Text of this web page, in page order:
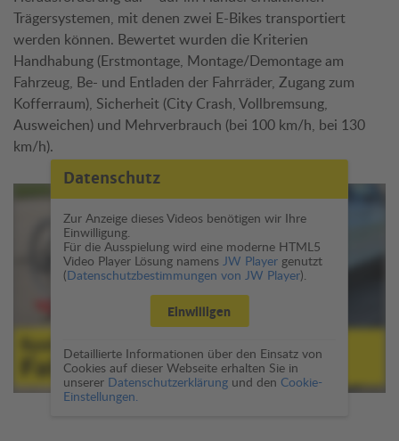
Trägersystemen, mit denen zwei E-Bikes transportiert
werden können. Bewertet wurden die Kriterien
Handhabung (Erstmontage, Montage/Demontage am
Fahrzeug, Be- und Entladen der Fahrräder, Zugang zum
Kofferraum), Sicherheit (City Crash, Vollbremsung,
Ausweichen) und Mehrverbrauch (bei 100 km/h, bei 130
km/h).
Datenschutz
Zur Anzeige dieses Videos benötigen wir Ihre
Einwilligung.
Für die Ausspielung wird eine moderne HTML5
Video Player Lösung namens JW Playergenutzt
(Datenschutzbestimmungen von JW Player).
Einwilligen
Detaillierte Informationen über den Einsatz von
Cookies auf dieser Webseite erhalten Sie in
unserer Datenschutzerklärungund den Cookie-
Einstellungen.